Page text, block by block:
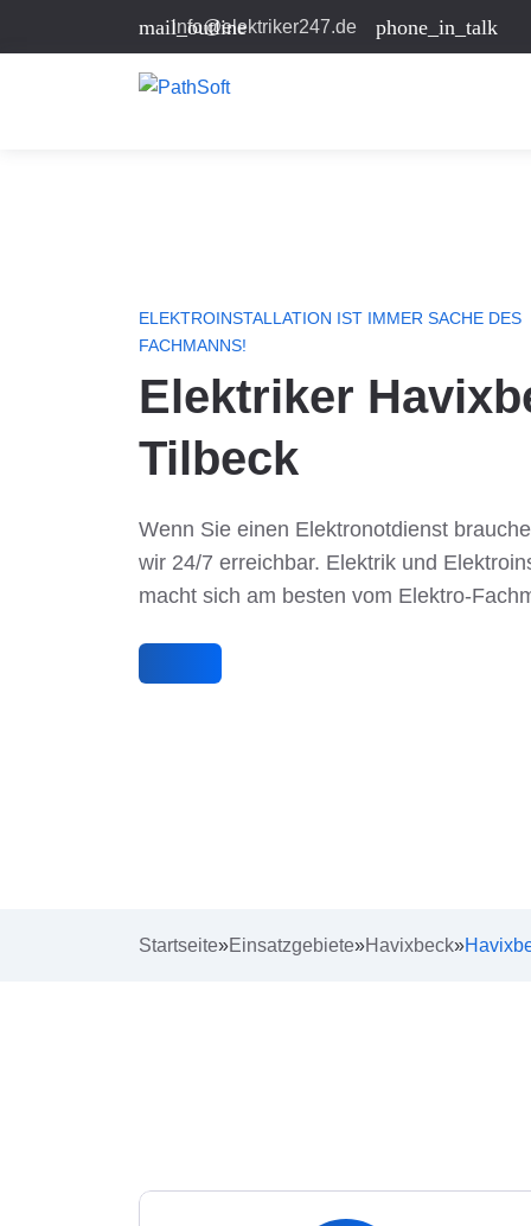
mail_outline
info@elektriker247.de phone_in_talk
ELEKTROINSTALLATION IST IMMER SACHE DES
FACHMANNS!
Elektriker
Tilbeck
Wenn Sie einen Elektronotdienst
wir 24/7 erreichbar. Elektrik und
macht sich am besten vom Elektro-
Startseite»Einsatzgebiete»Havixbeck»